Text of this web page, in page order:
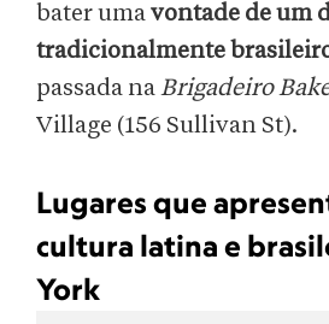
bater umavontade de um
tradicionalmente
passada naBrigadeiro
Village (156 Sullivan St).
Lugares que
cultura latina e
York